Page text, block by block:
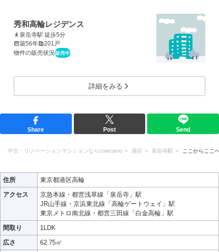
秀和高輪レジデンス
泉岳寺駅 徒歩5分
築56年
201戸
物件の販売状況販売中
詳細をみる
Share Post Send
中古・リノベーションマンションならcowcamo 港区 泉岳寺駅 ここからここ
住所
東京都港区高輪
アクセス
京急本線・都営浅草線「泉岳寺」駅
JR山手線・京浜東北線「高輪ゲートウェイ」駅
東京メトロ南北線・都営三田線「白金高輪」駅
間取り
1LDK
広さ
62.75㎡